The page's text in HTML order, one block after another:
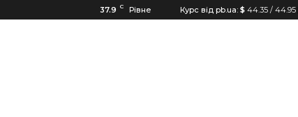
37.9 C Рівне Курс від pb.ua: $ 44.35 / 44.95